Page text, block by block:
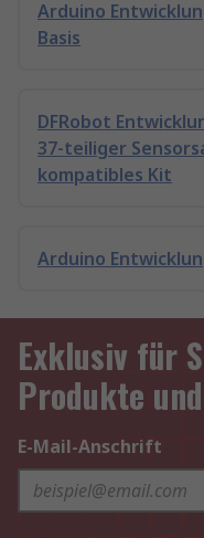
Arduino
Basis
DFRobot
37-teiliger
kompatibles Kit
Arduino
Exklusiv für
Produkte
E-Mail-Anschrift